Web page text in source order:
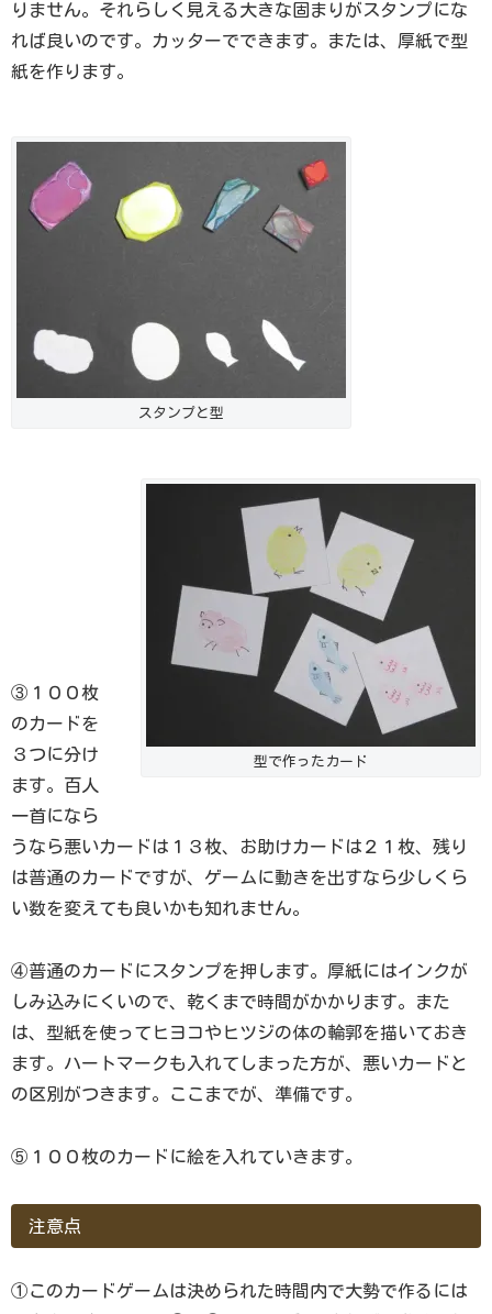
りません。それらしく見える大きな固まりがスタンプにな
れば良いのです。カッターでできます。または、厚紙で型
紙を作ります。
スタンプと型
型で作ったカード
③１００枚
のカードを
３つに分け
ます。百人
一首になら
うなら悪いカードは１３枚、お助けカードは２１枚、残り
は普通のカードですが、ゲームに動きを出すなら少しくら
い数を変えても良いかも知れません。
④普通のカードにスタンプを押します。厚紙にはインクが
しみ込みにくいので、乾くまで時間がかかります。また
は、型紙を使ってヒヨコやヒツジの体の輪郭を描いておき
ます。ハートマークも入れてしまった方が、悪いカードと
の区別がつきます。ここまでが、準備です。
⑤１００枚のカードに絵を入れていきます。
注意点
①このカードゲームは決められた時間内で大勢で作るには